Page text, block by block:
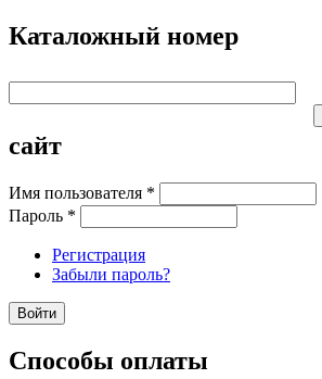
Каталожный номер
сайт
Имя пользователя *
Пароль *
Регистрация
Забыли пароль?
Способы оплаты